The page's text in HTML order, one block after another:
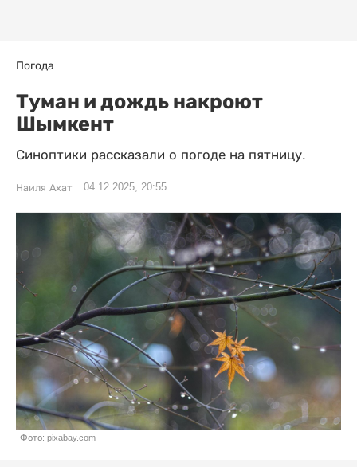
Погода
Туман и дождь накроют
Шымкент
Синоптики рассказали о погоде на пятницу.
Наиля Ахат 04.12.2025, 20:55
Фото: pixabay.com